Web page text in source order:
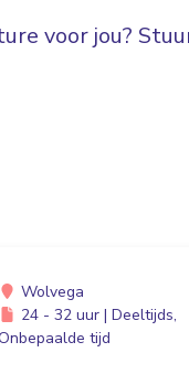
voor jou?
Wolvega
24 - 32 uur | Deeltijds,
tijd